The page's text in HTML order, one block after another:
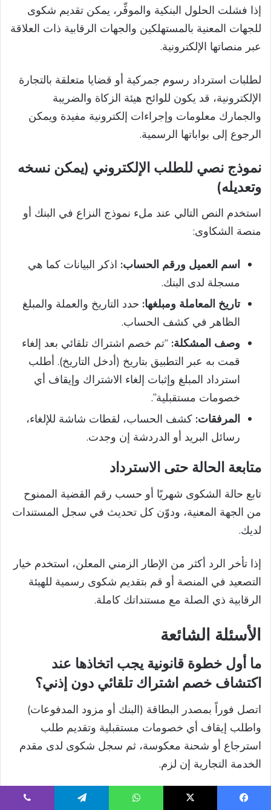
إذا فشلت الحلول البنكية والموفِّر، يمكن تقديم شكوى
للجهات المعنية بالمستهلكين والجهات الرقابية ذات العلاقة
عبر منصاتها الإلكترونية.
لطلبات استرداد رسوم جمركية أو قضايا متعلقة بالتجارة
الإلكترونية، قد يكون للوائح هيئة الزكاة والضريبة
والجمارك معلومات وإجراءات إلكترونية مفيدة ويمكن
الرجوع إلى بواباتها الرسمية.
نموذج نصي للطلب الإلكتروني (يمكن نسخه
وتعديله)
استخدم النص التالي عند ملء نموذج النزاع في البنك أو
منصة الشكاوى:
اسم العميل ورقم الحساب: اذكر البيانات كما هي
مسجلة لدى البنك.
تاريخ المعاملة ومبلغها: حدد التاريخ والعملة والمبلغ
الظاهر في كشف الحساب.
وصف المشكلة: “تم خصم اشتراك تلقائي بعد إلغاء
قمت به عبر التطبيق بتاريخ (أدخل التاريخ). أطلب
استرداد المبلغ وإثبات إلغاء الاشتراك وإيقاف أي
خصومات مستقبلية”.
المرفقات: كشف الحساب، لقطات شاشة للإلغاء،
رسائل البريد أو الدردشة إن وجدت.
متابعة الحالة حتى الاسترداد
تابع حالة الشكوى شهريًا أو حسب رقم القضية الممنوح
من الجهة المعنية، ودوّن كل تحديث في سجل المستندات
لديك.
إذا تأخر الرد أكثر من الإطار الزمني المعلن، استخدم خيار
التصعيد في المنصة أو قم بتقديم شكوى رسمية للهيئة
الرقابية ذي الصلة مع مستنداتك كاملة.
الأسئلة الشائعة
ما أول خطوة قانونية يجب اتخاذها عند
اكتشاف خصم اشتراك تلقائي دون إذني؟
اتصل فوراً بمصدر البطاقة (البنك أو مزود المدفوعات)
واطلب إيقاف أي خصومات مستقبلية وتقديم طلب
استرجاع أو شحنة معكوسة، ثم سجل شكوى لدى مقدم
الخدمة التجارية إن لزم.
ما المستندات الضرورية لدعم طلب